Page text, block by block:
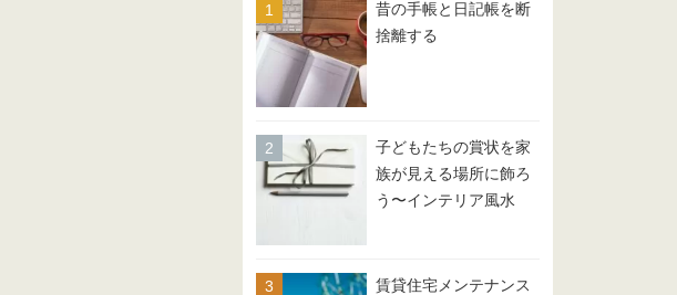
昔の手帳と日記帳を断
捨離する
子どもたちの賞状を家
族が見える場所に飾ろ
う〜インテリア風水
賃貸住宅メンテナンス